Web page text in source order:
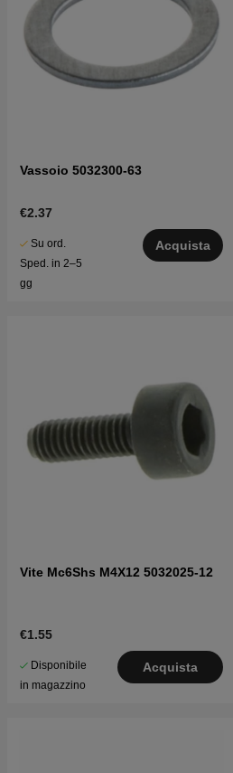
Vassoio 5032300-63
€2.37
Su ord.
Sped. in 2–5
gg
Acquista
Vite Mc6Shs M4X12 5032025-12
€1.55
Disponibile
in magazzino
Acquista